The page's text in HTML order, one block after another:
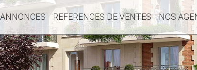
REFERENCES DE VENTES NOS